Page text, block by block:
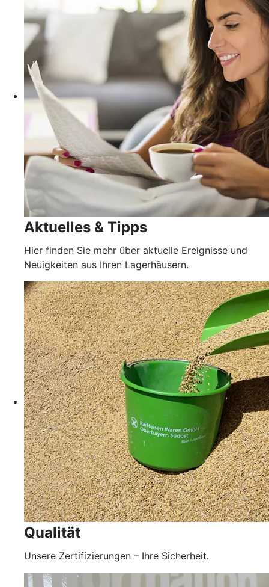
Aktuelles & Tipps
Hier finden Sie mehr über aktuelle Ereignisse und
Neuigkeiten aus Ihren Lagerhäusern.
Qualität
Unsere Zertifizierungen – Ihre Sicherheit.